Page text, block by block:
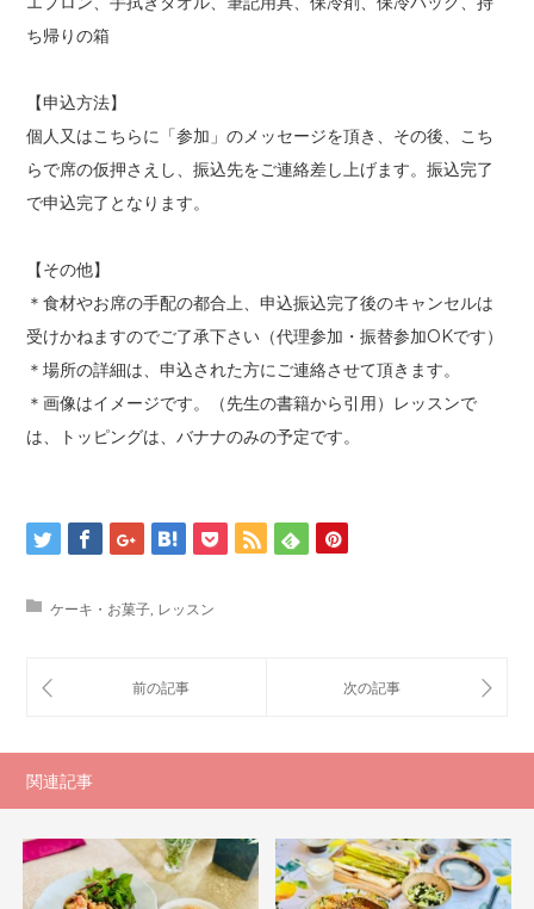
ち帰りの箱
【申込方法】
個人又はこちらに「参加」のメッセージを頂き、その後、こち
らで席の仮押さえし、振込先をご連絡差し上げます。振込完了
で申込完了となります。
【その他】
＊食材やお席の手配の都合上、申込振込完了後のキャンセルは
受けかねますのでご了承下さい（代理参加・振替参加OKです）
＊場所の詳細は、申込された方にご連絡させて頂きます。
＊画像はイメージです。（先生の書籍から引用）レッスンで
は、トッピングは、バナナのみの予定です。
ケーキ・お菓子, レッスン
関連記事